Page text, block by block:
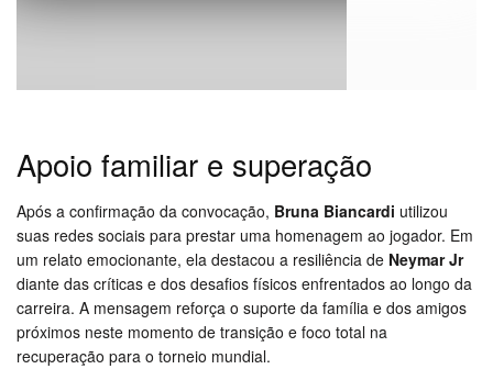
Apoio familiar e superação
Após a confirmação da convocação, Bruna Biancardi utilizou
suas redes sociais para prestar uma homenagem ao jogador. Em
um relato emocionante, ela destacou a resiliência de Neymar Jr
diante das críticas e dos desafios físicos enfrentados ao longo da
carreira. A mensagem reforça o suporte da família e dos amigos
próximos neste momento de transição e foco total na
recuperação para o torneio mundial.